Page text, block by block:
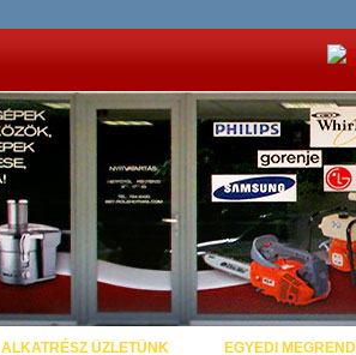
ALKATRÉSZ ÜZLETÜNK EGYEDI